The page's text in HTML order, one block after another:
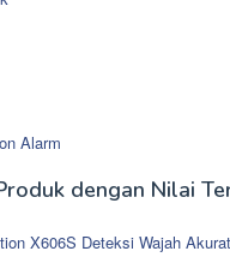
Alarm
dengan Nilai
X606S Deteksi Wajah